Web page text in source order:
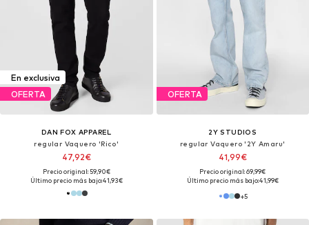
En exclusiva
OFERTA
DAN FOX APPAREL
regular Vaquero 'Rico'
47,92€
Precio original: 59,90€
Último precio más bajo:41,93€
OFERTA
2Y STUDIOS
regular Vaquero '2Y Amaru'
41,99€
Precio original: 69,99€
Último precio más bajo:41,99€
+5